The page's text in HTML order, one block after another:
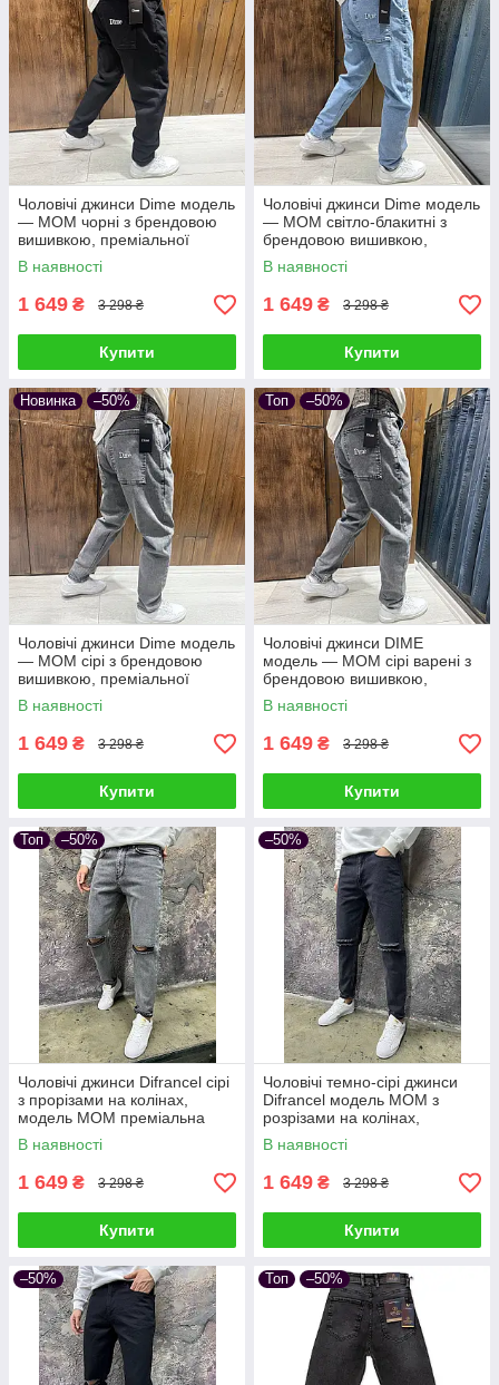
Чоловічі джинси Dime модель
— МОМ чорні з брендовою
вишивкою, преміальної
турецької якості
В наявності
1 649 ₴ 3 298 ₴
Купити
Чоловічі джинси Dime модель
— МОМ світло-блакитні з
брендовою вишивкою,
преміальної турецької якості
В наявності
1 649 ₴ 3 298 ₴
Купити
Новинка –50%
Чоловічі джинси Dime модель
— МОМ сірі з брендовою
вишивкою, преміальної
турецької якості
В наявності
1 649 ₴ 3 298 ₴
Купити
Топ –50%
Чоловічі джинси DIME
модель — МОМ сірі варені з
брендовою вишивкою,
преміальної турецької якості
В наявності
1 649 ₴ 3 298 ₴
Купити
Топ –50%
Чоловічі джинси Difrancel сірі
з прорізами на колінах,
модель МОМ преміальна
турецька якість
В наявності
1 649 ₴ 3 298 ₴
Купити
–50%
Чоловічі темно-сірі джинси
Difrancel модель МОМ з
розрізами на колінах,
преміальна якість
В наявності
1 649 ₴ 3 298 ₴
Купити
–50% Топ –50%